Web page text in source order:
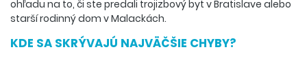
ohľadu na to, či ste predali trojizbový byt v Bratislave alebo
starší rodinný dom v Malackách.
KDE SA SKRÝVAJÚ NAJVÄČŠIE CHYBY?